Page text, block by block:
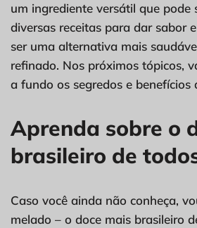
um ingrediente versátil que pode
diversas receitas para dar sabor
ser uma alternativa mais
refinado. Nos próximos tópicos,
a fundo os segredos e benefícios
Aprenda sobre o
brasileiro de
Caso você ainda não conheça,
melado – o doce mais brasileiro